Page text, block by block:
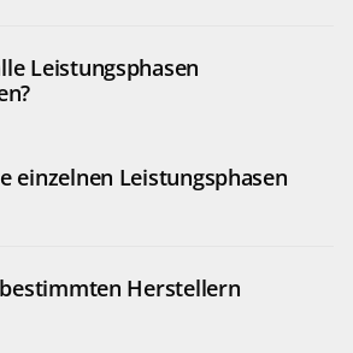
Leistungsphasen
einzelnen Leistungsphasen
Herstellern